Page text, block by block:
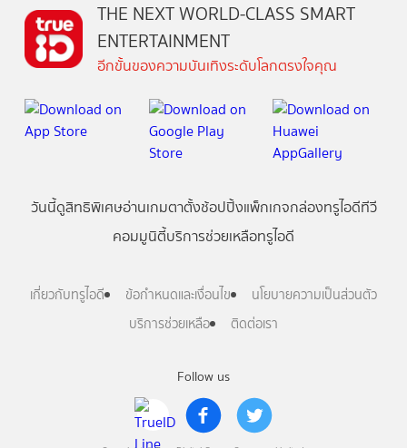
Follow us
THE NEXT WORLD-CLASS SMART
ENTERTAINMENT
อีกขั้นของความบันเทิงระดับโลกตรงใจคุณ
วันนี้ดูสิทธิพิเศษอ่านเกมตาตั้งช้อปปิ้งแพ็กเกจกล่องทรูไอดีทีวี
คอมมูนิตี้บริการช่วยเหลือทรูไอดี
เกี่ยวกับทรูไอดี ข้อกำหนดและเงื่อนไข
นโยบายความเป็นส่วนตัว
บริการช่วยเหลือ
ติดต่อเรา